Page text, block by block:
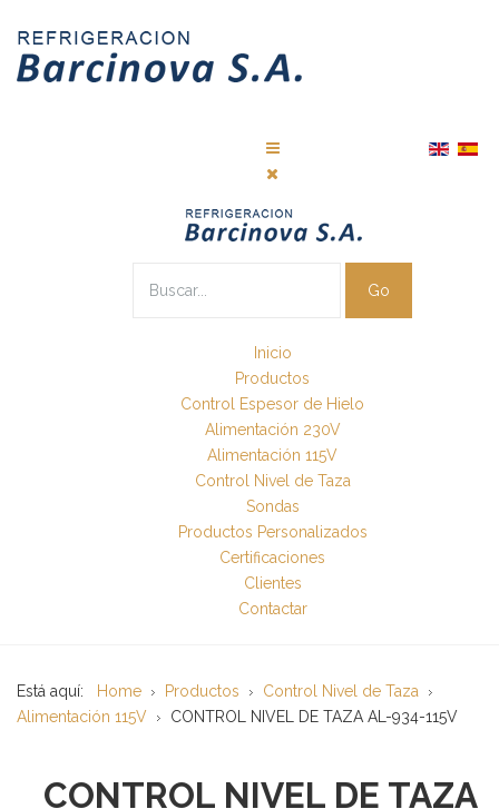
Go
Inicio
Productos
Control Espesor de Hielo
Alimentación 230V
Alimentación 115V
Control Nivel de Taza
Sondas
Productos Personalizados
Certificaciones
Clientes
Contactar
Está aquí: Home Productos
Control Nivel de Taza
Alimentación 115V
CONTROL NIVEL DE TAZA AL-934-115V
CONTROL NIVEL DE TAZA